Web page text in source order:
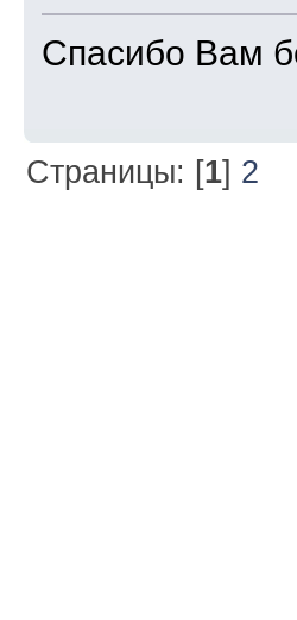
Спасибо Вам
Страницы: [1] 2